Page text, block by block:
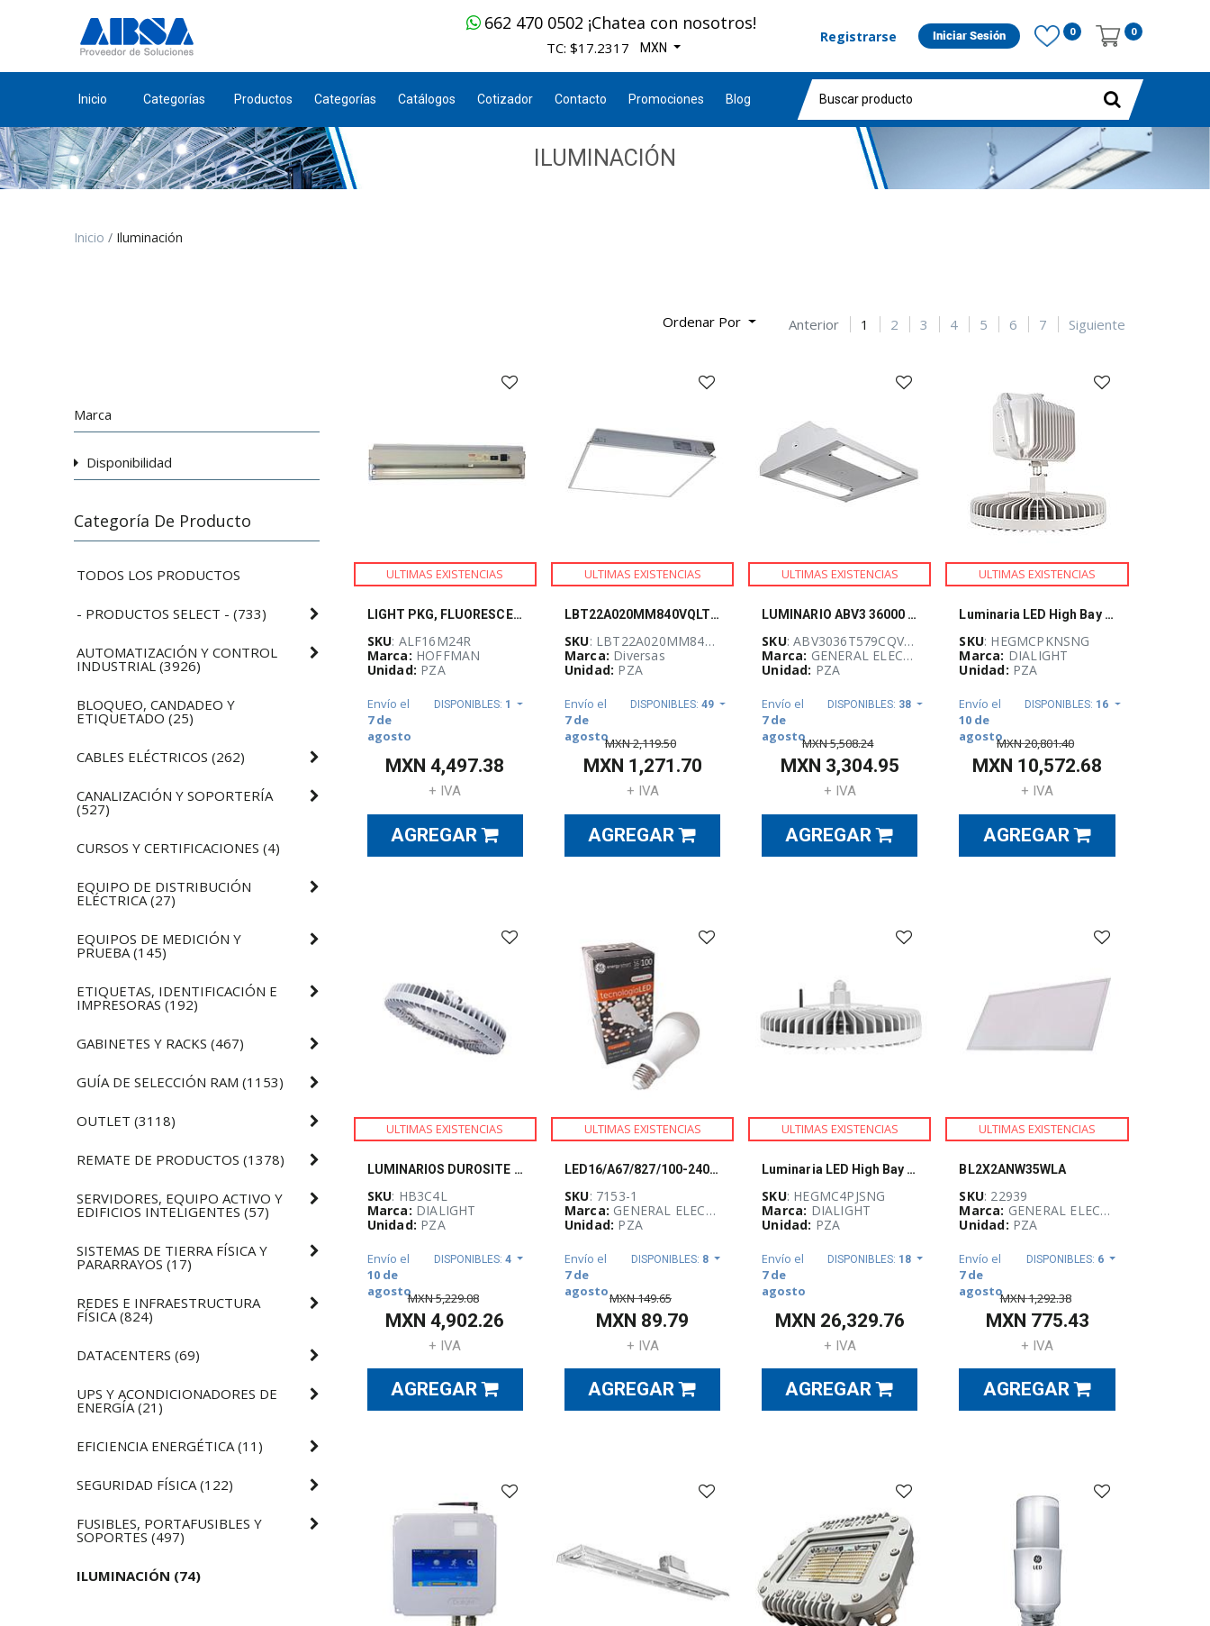
662 470 0502 ¡Chatea con nosotros!
TC: $17.2317 MXN
Registrarse Iniciar Sesión 0 0
Inicio Categorías Productos Categorías Catálogos Cotizador Contacto Promociones Blog
ILUMINACIÓN
Inicio Iluminación
Anterior 1 2 3 4 5 6 7 Siguiente
Ordenar Por
Marca
Disponibilidad
Categoría De Producto
TODOS LOS PRODUCTOS
- PRODUCTOS SELECT - (733)
AUTOMATIZACIÓN Y CONTROL
INDUSTRIAL (3926)
BLOQUEO, CANDADEO Y
ETIQUETADO (25)
CABLES ELÉCTRICOS (262)
CANALIZACIÓN Y SOPORTERÍA
(527)
CURSOS Y CERTIFICACIONES (4)
EQUIPO DE DISTRIBUCIÓN
ELÉCTRICA(27)
EQUIPOS DE MEDICIÓN Y
PRUEBA(145)
ETIQUETAS, IDENTIFICACIÓN E
IMPRESORAS (192)
GABINETES Y RACKS (467)
GUÍA DE SELECCIÓN RAM (1153)
OUTLET (3118)
REMATE DE PRODUCTOS (1378)
SERVIDORES, EQUIPO ACTIVO Y
EDIFICIOS INTELIGENTES (57)
SISTEMAS DE TIERRA FÍSICA Y
PARARRAYOS (17)
REDES E INFRAESTRUCTURA
FÍSICA(824)
DATACENTERS (69)
UPS Y ACONDICIONADORES DE
ENERGÍA(21)
EFICIENCIA ENERGÉTICA(11)
SEGURIDAD FÍSICA(122)
FUSIBLES, PORTAFUSIBLES Y
SOPORTES (497)
ILUMINACIÓN (74)
ULTIMAS EXISTENCIAS
LIGHT PKG, FLUORESCENT, MAN SW 24.10X 115V/60HZ STEEL/PAINT
SKU: ALF16M24R
Marca: HOFFMAN
Unidad: PZA
Envío el
7 de
agosto
DISPONIBLES: 1
MXN4,497.38
+ IVA
AGREGAR
ULTIMAS EXISTENCIAS
LBT22A020MM840VQLTWHTE
SKU: LBT22A020MM840VQLTWHTE
Marca: Diversas
Unidad: PZA
Envío el
7 de
agosto
DISPONIBLES: 49
MXN2,119.50
MXN 1,271.70
+ IVA
AGREGAR
ULTIMAS EXISTENCIAS
LUMINARIO ABV3 36000 LM, 120/277 V, EFICIENCIA ESTANDAR,5000K, LENTE CLARO 90°, CABLES DE CONTROL DE 0-10 V, CABLE EN "Y"/ GANCHO DE 15 PIES,NIPPLE, RECUBRIMIENTO DE PINTURA EN POLVO BLANCA.
SKU: ABV3036T579CQV43KQW
Marca: GENERAL ELECTRIC
Unidad: PZA
Envío el
7 de
agosto
DISPONIBLES: 38
MXN5,508.24
MXN 3,304.95
+ IVA
AGREGAR
ULTIMAS EXISTENCIAS
Luminaria LED High Bay circular VIGILANT 144W 18 000 lúmenes, luz blanca fría DIALIGHT - HEGMCPKNSNG
SKU: HEGMCPKNSNG
Marca: DIALIGHT
Unidad: PZA
Envío el
10 de
agosto
DISPONIBLES: 16
MXN20,801.40
MXN 10,572.68
+ IVA
AGREGAR
ULTIMAS EXISTENCIAS
LUMINARIOS DUROSITE LED HIGH BAY,124 W, 9,000 LUMENES, 100-277 VCA, IP 66
SKU: HB3C4L
Marca: DIALIGHT
Unidad: PZA
Envío el
10 de
agosto
DISPONIBLES: 4
MXN5,229.08
MXN4,902.26
+ IVA
AGREGAR
ULTIMAS EXISTENCIAS
LED16/A67/827/100-240V/E27
SKU: 7153-1
Marca: GENERAL ELECTRIC
Unidad: PZA
Envío el
7 de
agosto
DISPONIBLES: 8
MXN149.65
MXN 89.79
+ IVA
AGREGAR
ULTIMAS EXISTENCIAS
Luminaria LED High Bay circular VIGILANT DIALIGHT - HEGMC4PJSNG
SKU: HEGMC4PJSNG
Marca: DIALIGHT
Unidad: PZA
Envío el
7 de
agosto
DISPONIBLES: 18
MXN 26,329.76
+ IVA
AGREGAR
ULTIMAS EXISTENCIAS
BL2X2ANW35WLA
SKU: 22939
Marca: GENERAL ELECTRIC
Unidad: PZA
Envío el
7 de
agosto
DISPONIBLES: 6
MXN1,292.38
MXN 775.43
+ IVA
AGREGAR